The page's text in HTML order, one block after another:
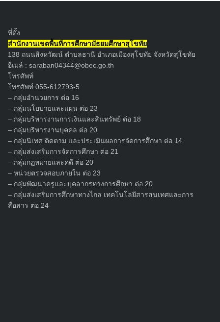
for:
ที่ตั้ง
สำนักงานเขตพื้นที่การศึกษามัธยมศึกษาสุโขทัย
138 ถนนสิงหวัฒน์ ตำบลธานี อำเภอเมืองสุโขทัย จังหวัดสุโขทัย
อีเมล์ : saraban04344@obec.go.th
โทรศัพท์
โทรศัพท์ 055-612793-5
– กลุ่มอำนวยการ ต่อ 16
– กลุ่มนโยบายและแผน ต่อ 23
– กลุ่มบริหารงานการเงินและสินทรัพย์ ต่อ 18
– กลุ่มบริหารงานบุคคล ต่อ 20
– กลุ่มนิเทศ ติดตาม และประเมินผลการจัดการศึกษา ต่อ 14
– กลุ่มส่งเสริมการจัดการศึกษา ต่อ 21
– กลุ่มกฏหมายและคดี ต่อ 20
– หน่วยตรวจสอบภายใน ต่อ 23
– กลุ่มพัฒนาครูและบุคลากรทางการศึกษา ต่อ 20
– กลุ่มส่งเสริมการศึกษาทางไกล เทคโนโลยีสารสนเทศและการ
สื่อสาร ต่อ 24